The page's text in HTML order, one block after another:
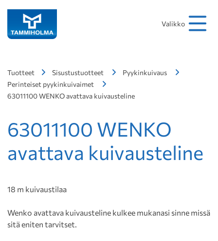
Valikko
Tuotteet Sisustustuotteet
Pyykinkuivaus
Perinteiset pyykinkuivaimet
63011100 WENKO avattava kuivausteline
63011100 WENKO
avattava kuivausteline
18 m kuivaustilaa
Wenko avattava kuivausteline kulkee mukanasi sinne missä
sitä eniten tarvitset.